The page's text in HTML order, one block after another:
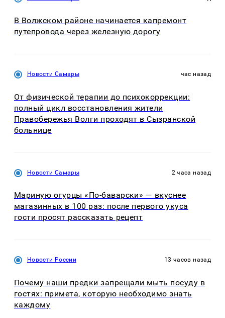
В Волжском районе начинается капремонт
путепровода через железную дорогу
Новости Самары час назад
От физической терапии до психокоррекции:
полный цикл восстановления жители
Правобережья Волги проходят в Сызранской
больнице
Новости Самары 2 часа назад
Мариную огурцы «По-баварски» — вкуснее
магазинных в 100 раз: после первого укуса
гости просят рассказать рецепт
Новости России 13 часов назад
Почему наши предки запрещали мыть посуду в
гостях: примета, которую необходимо знать
каждому